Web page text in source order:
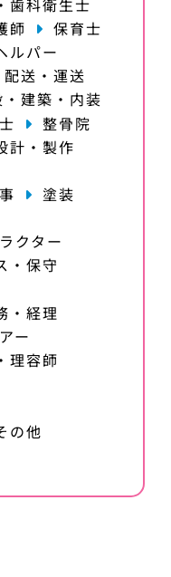
師
保育士
ルパー
配送・運送
・建築・内装
整骨院
計・製作
塗装
クター
・保守
・経理
ー
理容師
の他